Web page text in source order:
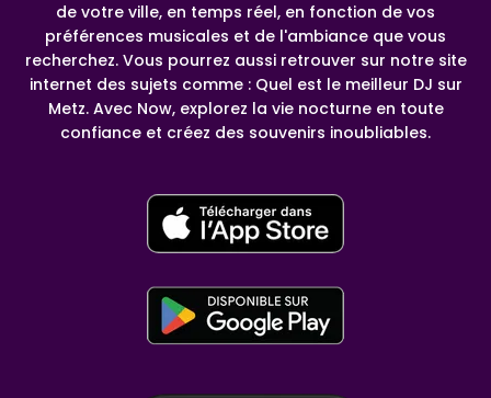
de votre ville, en temps réel, en fonction de vos
préférences musicales et de l'ambiance que vous
recherchez. Vous pourrez aussi retrouver sur notre site
internet des sujets comme : Quel est le meilleur DJ sur
Metz. Avec Now, explorez la vie nocturne en toute
confiance et créez des souvenirs inoubliables.